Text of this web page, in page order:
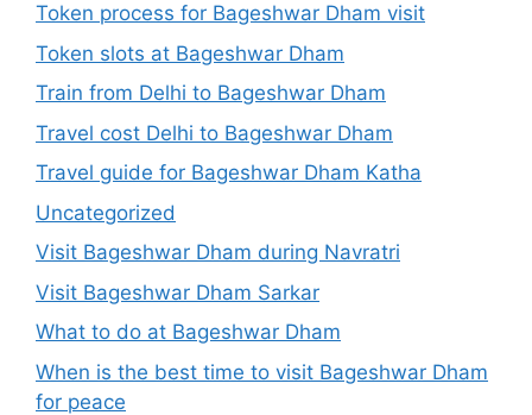
Token process for Bageshwar Dham visit
Token slots at Bageshwar Dham
Train from Delhi to Bageshwar Dham
Travel cost Delhi to Bageshwar Dham
Travel guide for Bageshwar Dham Katha
Uncategorized
Visit Bageshwar Dham during Navratri
Visit Bageshwar Dham Sarkar
What to do at Bageshwar Dham
When is the best time to visit Bageshwar Dham
for peace